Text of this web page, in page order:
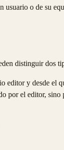
o de su
distinguir dos
y desde el
por el editor,